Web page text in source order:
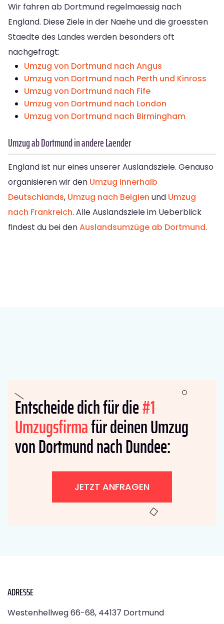
Wir fahren ab Dortmund regelmaessig nach
England. Diese Ziele in der Naehe und die groessten
Staedte des Landes werden besonders oft
nachgefragt:
Umzug von Dortmund nach Angus
Umzug von Dortmund nach Perth und Kinross
Umzug von Dortmund nach Fife
Umzug von Dortmund nach London
Umzug von Dortmund nach Birmingham
Umzug ab Dortmund in andere Laender
England ist nur eines unserer Auslandsziele. Genauso
organisieren wir den Umzug innerhalb
Deutschlands, Umzug nach Belgien und Umzug
nach Frankreich. Alle Auslandsziele im Ueberblick
findest du bei denAuslandsumzüge ab Dortmund.
Entscheide dich für die#1
Umzugsfirmafür deinen Umzug
von Dortmund nach Dundee:
JETZT ANFRAGEN
ADRESSE
Westenhellweg 66-68, 44137 Dortmund